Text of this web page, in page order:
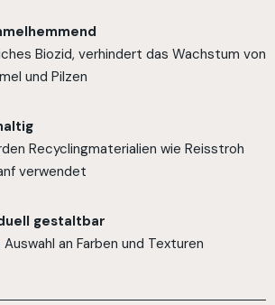
Biozid, verhindert das Wachstum von
und Pilzen
Recyclingmaterialien wie Reisstroh
verwendet
gestaltbar
an Farben und Texturen